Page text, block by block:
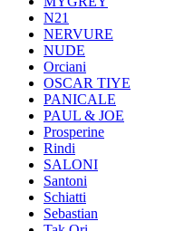
N21
NERVURE
NUDE
Orciani
OSCAR TIYE
PANICALE
PAUL & JOE
Prosperine
Rindi
SALONI
Santoni
Schiatti
Sebastian